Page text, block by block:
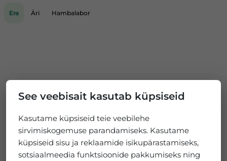
See veebisait kasutab küpsiseid
Kasutame küpsiseid teie veebilehe
sirvimiskogemuse parandamiseks. Kasutame
küpsiseid sisu ja reklaamide isikupärastamiseks,
sotsiaalmeedia funktsioonide pakkumiseks ning
Era Äri Hambalabor